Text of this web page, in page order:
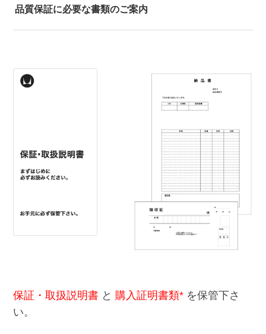
品質保証に必要な書類のご案内
保証・取扱説明書 と 購入証明書類* を保管下さ
い。